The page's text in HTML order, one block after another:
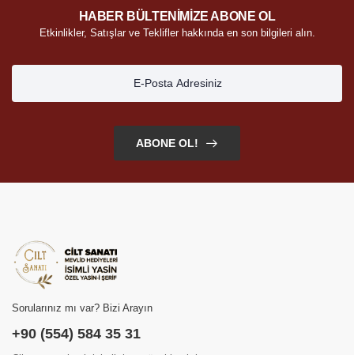
HABER BÜLTENİMİZE ABONE OL
Etkinlikler, Satışlar ve Teklifler hakkında en son bilgileri alın.
ABONE OL!
Sorularınız mı var? Bizi Arayın
+90 (554) 584 35 31